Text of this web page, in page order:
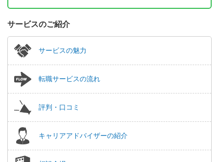
サービスのご紹介
サービスの魅力
転職サービスの流れ
評判・口コミ
キャリアアドバイザーの紹介